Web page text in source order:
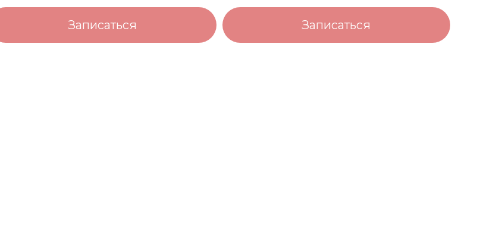
Записаться Записаться